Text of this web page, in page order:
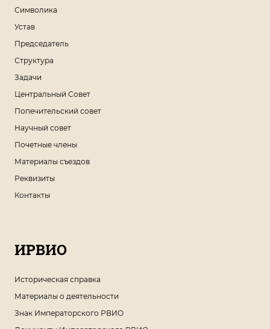
Символика
Устав
Председатель
Структура
Задачи
Центральный Совет
Попечительский совет
Научный совет
Почетные члены
Материалы съездов
Реквизиты
Контакты
ИРВИО
Историческая справка
Материалы о деятельности
Знак Императорского РВИО